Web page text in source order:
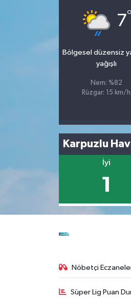
7°
Bölgesel düzensiz
yağışlı
Nem: %82
Rüzgar: 15 km/h
Karpuzlu
İyi
1
Nöbetçi
Süper Lig Puan